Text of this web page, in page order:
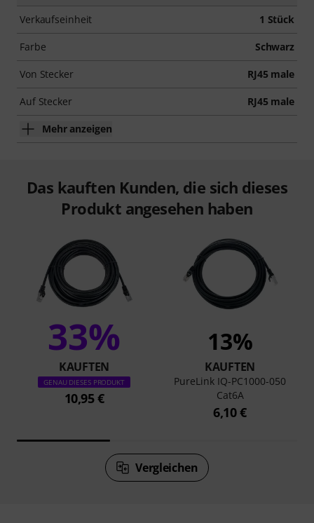
Verkaufseinheit 1 Stück
Farbe Schwarz
Von Stecker RJ45 male
Auf Stecker RJ45 male
Mehr anzeigen
Das kauften Kunden, die sich dieses
Produkt angesehen haben
33%
KAUFTEN
GENAU DIESES PRODUKT
10,95 €
13%
KAUFTEN
PureLink IQ-PC1000-050
Cat6A
6,10 €
Vergleichen